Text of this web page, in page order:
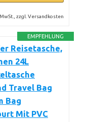
zzgl. Versandkosten
EMPFEHLUNG
Reisetasche,
24L
Travel Bag
Bag
Mit PVC